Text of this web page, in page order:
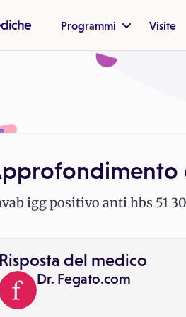
Programmi Visite
igg positivo anti hbs 51
Risposta del medico
Dr. Fegato.com